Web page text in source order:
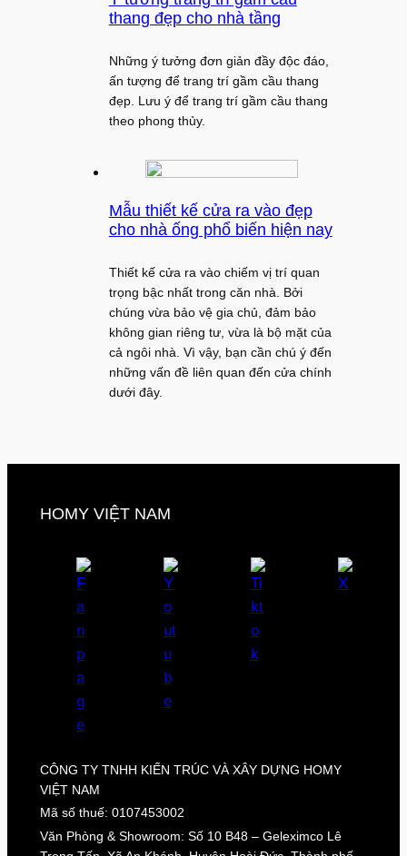
thang đẹp cho nhà tầng
Những ý tưởng đơn giản đầy độc đáo,
ấn tượng để trang trí gầm cầu thang
đẹp. Lưu ý để trang trí gầm cầu thang
theo phong thủy.
Mẫu thiết kế cửa ra vào đẹp
cho nhà ống phổ biến hiện nay
Thiết kế cửa ra vào chiếm vị trí quan
trọng bậc nhất trong căn nhà. Bởi
chúng vừa bảo vệ gia chủ, đảm bảo
không gian riêng tư, vừa là bộ mặt của
cả ngôi nhà. Vì vậy, bạn cần chú ý đến
những vấn đề liên quan đến cửa chính
dưới đây.
HOMY VIỆT NAM
CÔNG TY TNHH KIẾN TRÚC VÀ XÂY DỰNG HOMY
VIỆT NAM
Mã số thuế: 0107453002
Văn Phòng & Showroom: Số 10 B48 – Geleximco Lê